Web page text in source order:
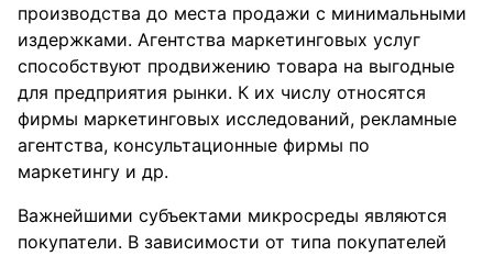
производства до места продажи с минимальными
издержками. Агентства маркетинговых услуг
способствуют продвижению товара на выгодные
для предприятия рынки. К их числу относятся
фирмы маркетинговых исследований, рекламные
агентства, консультационные фирмы по
маркетингу и др.
Важнейшими субъектами микросреды являются
покупатели. В зависимости от типа покупателей